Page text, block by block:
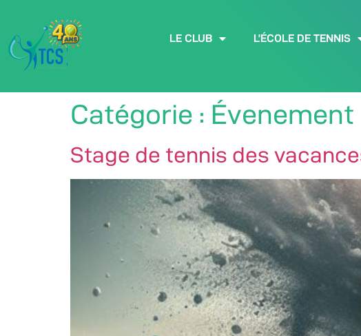
LE CLUB L’ÉCOLE DE TENNIS
Catégorie : Évenement
Stage de tennis des